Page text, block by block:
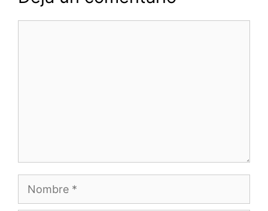
Nombre